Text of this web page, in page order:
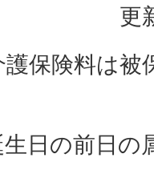
更
保険料は被
日の前日の